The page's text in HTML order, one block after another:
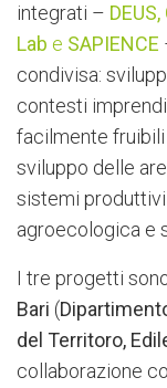
integrati –
Lab e SAPIENCE
condivisa:
contesti
facilmente
sviluppo delle
sistemi
agroecologica e
I tre progetti
Bari (
del Territoro,
collaborazione